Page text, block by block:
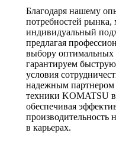
Благодаря нашему
потребностей
индивидуальный
предлагая
выбору
гарантируем
условия
надежным
техники KOMATSU
обеспечивая
производительность
в карьерах.